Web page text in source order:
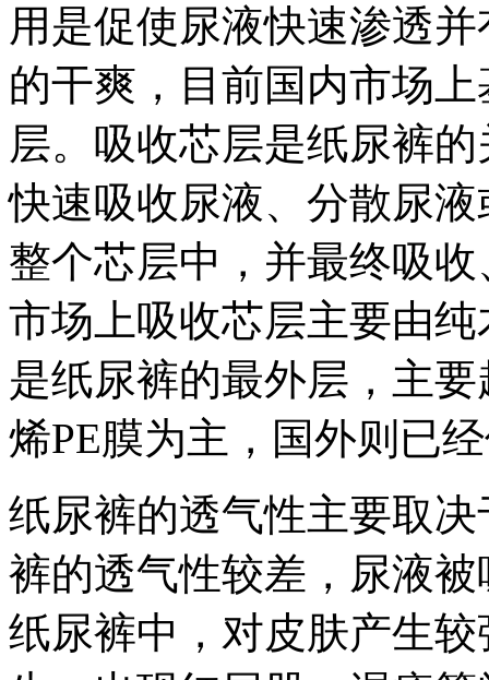
用是促使尿液快速渗透
的干爽，目前国内市场
层。吸收芯层是纸尿裤
快速吸收尿液、分散尿
整个芯层中，并最终吸
市场上吸收芯层主要由
是纸尿裤的最外层，主
烯PE膜为主，国外则已
纸尿裤的透气性主要取
裤的透气性较差，尿液
纸尿裤中，对皮肤产生